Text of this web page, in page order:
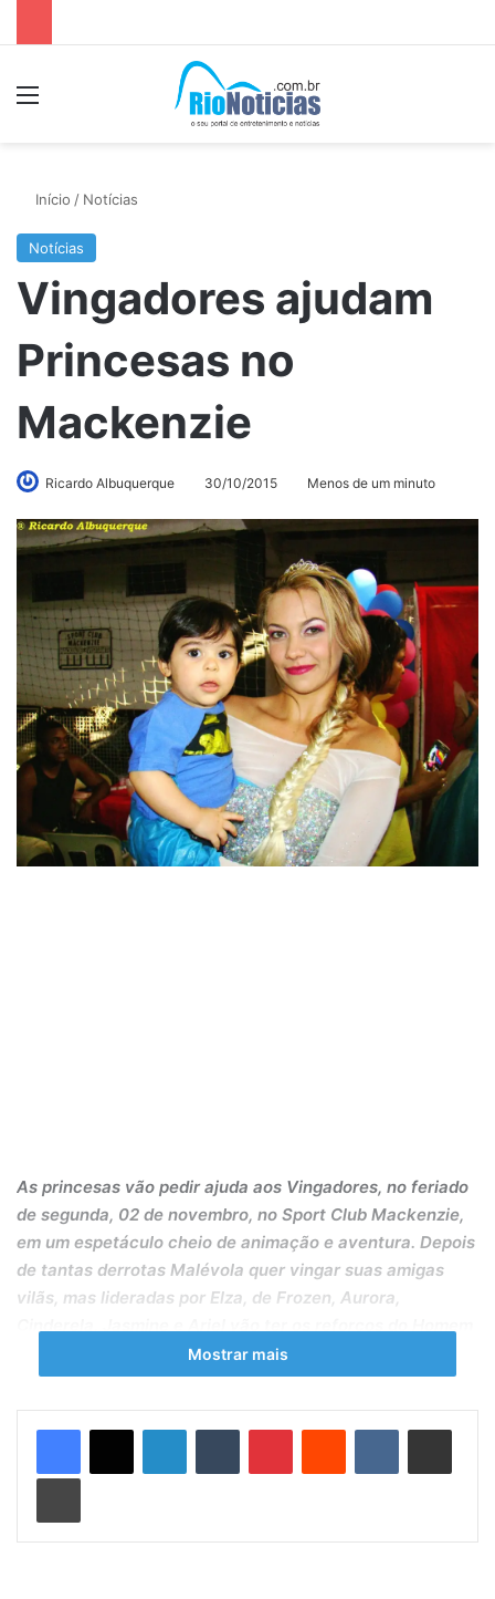
Início / Notícias
Notícias
Vingadores ajudam
Princesas no
Mackenzie
Ricardo Albuquerque 30/10/2015 Menos de um minuto
As princesas vão pedir ajuda aos Vingadores, no feriado
de segunda, 02 de novembro, no Sport Club Mackenzie,
em um espetáculo cheio de animação e aventura. Depois
de tantas derrotas Malévola quer vingar suas amigas
vilãs, mas lideradas por Elza, de Frozen, Aurora,
de Ferro, Capitão America, Hulk e Thor animando a
criançada no super espetáculo “Princesas e Vingadores”,
a partir das 17h.
Cruz 561, Méier – Tels:
Ingressos por R$10,00 (antecipado ou sócios) / R$15,00
Mostrar mais